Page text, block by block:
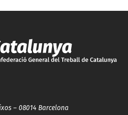
– 08014 Barcelona